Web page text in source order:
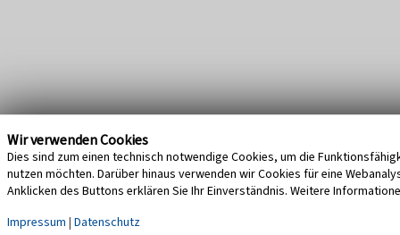
Wir verwenden Cookies
Dies sind zum einen technisch notwendige Cookies, um die
nutzen möchten. Darüber hinaus verwenden wir Cookies für eine
Anklicken des Buttons erklären Sie Ihr Einverständnis. Weitere
Impressum | Datenschutz